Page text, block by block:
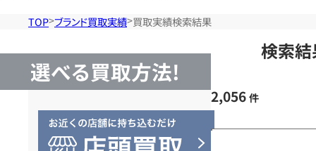
TOP ブランド買取実績 買取実績検索結果
選べる買取方法!
検索
2,056 件